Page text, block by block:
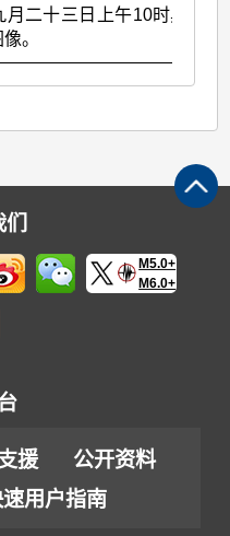
二十三日上午10时黑格比
。
们
M5.0+
M6.0+
援
公开资料
用户指南